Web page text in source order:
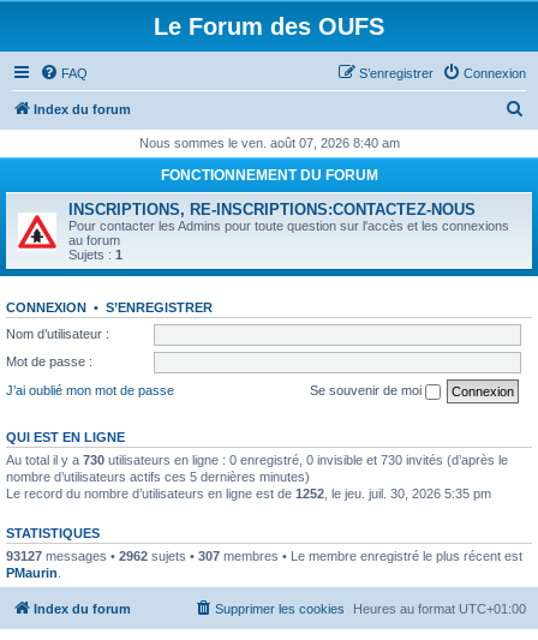
Le Forum des OUFS
FAQ Connexion
S’enregistrer
Index du forum
h
c
Nous sommes le ven. août 07, 2026 8:40 am
FONCTIONNEMENT DU FORUM
INSCRIPTIONS, RE-INSCRIPTIONS:CONTACTEZ-NOUS
Pour contacter les Admins pour toute question sur l'accès et les connexions
au forum
Sujets : 1
CONNEXION • S’ENREGISTRER
Nom d’utilisateur :
Mot de passe :
J’ai oublié mon mot de passe
Se souvenir de moi
QUI EST EN LIGNE
Au total il y a 730 utilisateurs en ligne : 0 enregistré, 0 invisible et 730 invités (d’après le
nombre d’utilisateurs actifs ces 5 dernières minutes)
Le record du nombre d’utilisateurs en ligne est de 1252 , le jeu. juil. 30, 2026 5:35 pm
STATISTIQUES
93127 messages • 2962 sujets • 307 membres • Le membre enregistré le plus récent est
PMaurin
Index du forum Heures au format UTC+01:00
Supprimer les cookies